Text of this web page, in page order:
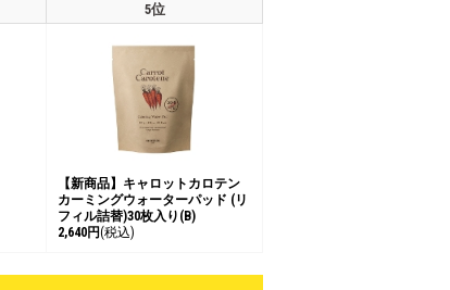
5位
【新商品】キャロットカロテン
カーミングウォーターパッド (リ
フィル詰替)30枚入り(B)
2,640円(税込)